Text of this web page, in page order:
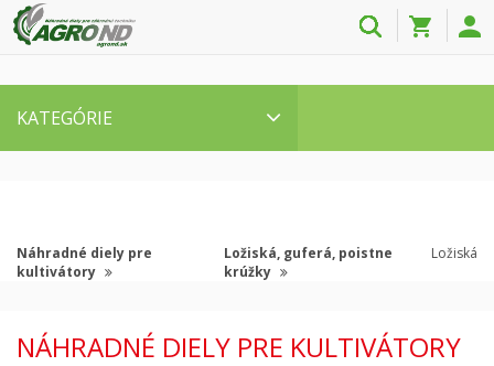
KATEGÓRIE
Náhradné diely pre
kultivátory
Ložiská, guferá, poistne
krúžky
Ložiská
NÁHRADNÉ DIELY PRE KULTIVÁTORY